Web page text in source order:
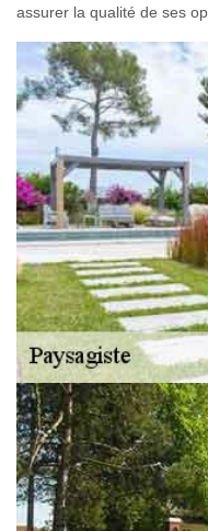
assurer la qualité de ses